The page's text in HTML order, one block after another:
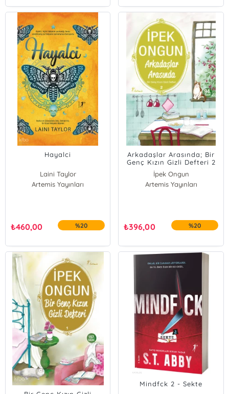
Hayalci
Laini Taylor
Artemis Yayınları
₺460,00 %20
Arkadaşlar Arasında; Bir
Genç Kızın Gizli Defteri 2
İpek Ongun
Artemis Yayınları
₺396,00 %20
Mindfck 2 - Sekte